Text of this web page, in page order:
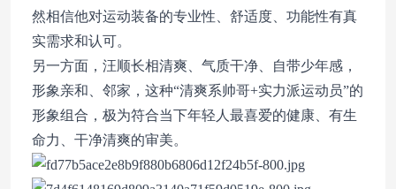
然相信他对运动装备的专业性、舒适度、功能性有真
实需求和认可。
另一方面，汪顺长相清爽、气质干净、自带少年感，
形象亲和、邻家，这种“清爽系帅哥+实力派运动员”的
形象组合，极为符合当下年轻人最喜爱的健康、有生
命力、干净清爽的审美。